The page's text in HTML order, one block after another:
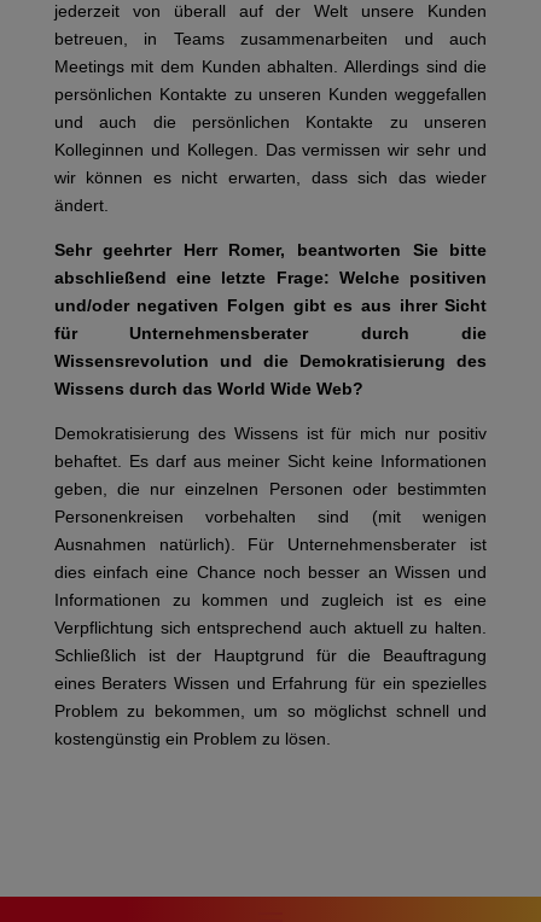
jederzeit von überall auf der Welt unsere Kunden
betreuen, in Teams zusammenarbeiten und auch
Meetings mit dem Kunden abhalten. Allerdings sind die
persönlichen Kontakte zu unseren Kunden weggefallen
und auch die persönlichen Kontakte zu unseren
Kolleginnen und Kollegen. Das vermissen wir sehr und
wir können es nicht erwarten, dass sich das wieder
ändert.
Sehr geehrter Herr Romer, beantworten Sie bitte
abschließend eine letzte Frage: Welche positiven
und/oder negativen Folgen gibt es aus ihrer Sicht
für Unternehmensberater durch die
Wissensrevolution und die Demokratisierung des
Wissens durch das World Wide Web?
Demokratisierung des Wissens ist für mich nur positiv
behaftet. Es darf aus meiner Sicht keine Informationen
geben, die nur einzelnen Personen oder bestimmten
Personenkreisen vorbehalten sind (mit wenigen
Ausnahmen natürlich). Für Unternehmensberater ist
dies einfach eine Chance noch besser an Wissen und
Informationen zu kommen und zugleich ist es eine
Verpflichtung sich entsprechend auch aktuell zu halten.
Schließlich ist der Hauptgrund für die Beauftragung
eines Beraters Wissen und Erfahrung für ein spezielles
Problem zu bekommen, um so möglichst schnell und
kostengünstig ein Problem zu lösen.